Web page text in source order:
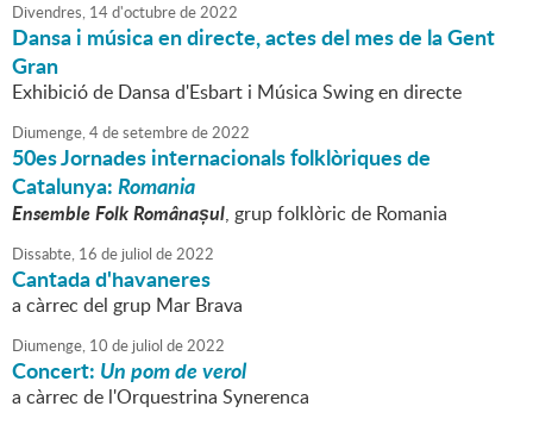
Divendres, 14d'octubrede2022
Dansa i música en directe, actes del mes de la Gent
Gran
Exhibició de Dansa d'Esbart i Música Swing en directe
Diumenge,4desetembrede2022
50es Jornades internacionals folklòriques de
Catalunya:Romania
Ensemble Folk Românașul, grup folklòric de Romania
Dissabte, 16 de juliol de2022
Cantada d'havaneres
a càrrec del grup Mar Brava
Diumenge, 10 de juliol de2022
Concert: Un pom de verol
a càrrec de l'Orquestrina Synerenca